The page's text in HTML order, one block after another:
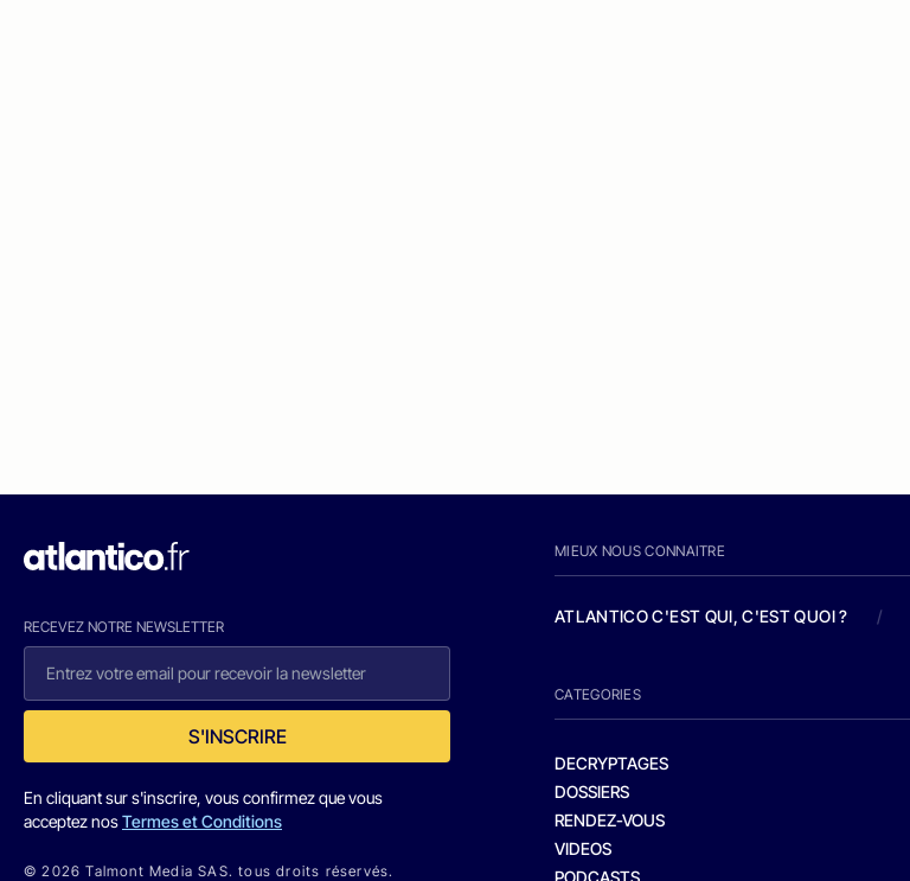
RECEVEZ NOTRE NEWSLETTER
S'INSCRIRE
En cliquant sur s'inscrire, vous confirmez que vous
acceptez nosTermes et Conditions
© 2026 Talmont Media SAS. tous droits réservés.
MIEUX NOUS CONNAITRE
ATLANTICO C'EST QUI, C'EST QUOI ? /
CATEGORIES
DECRYPTAGES
DOSSIERS
RENDEZ-VOUS
VIDEOS
PODCASTS